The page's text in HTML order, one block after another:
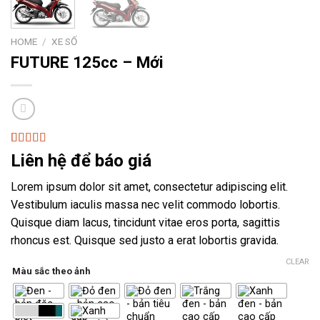
HOME / XE SỐ
FUTURE 125cc – Mới
Rated
4.00out
based on
4
customer
ratings
Liên hệ để báo giá
Lorem ipsum dolor sit amet, consectetur adipiscing elit.
Vestibulum iaculis massa nec velit commodo lobortis.
Quisque diam lacus, tincidunt vitae eros porta, sagittis
rhoncus est. Quisque sed justo a erat lobortis gravida.
Màu sắc theo ảnh
CLEAR